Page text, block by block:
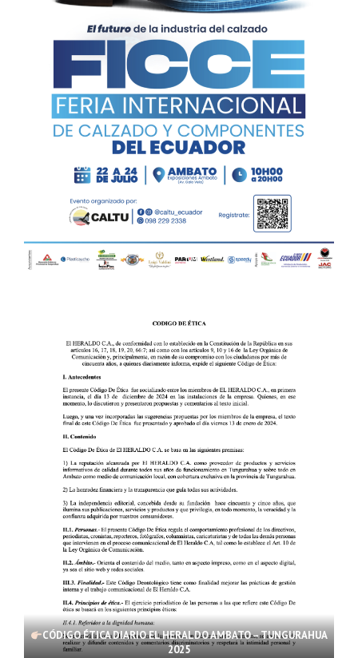
CÓDIGO ÉTICA DIARIO EL HERALDO AMBATO – TUNGURAHUA
2025